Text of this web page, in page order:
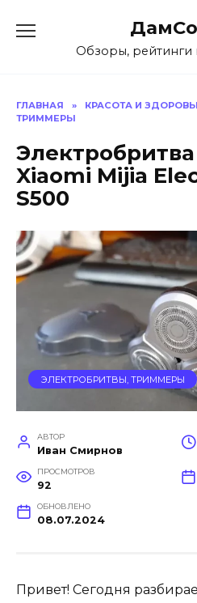
содержаниюОбзоры, рейтинги
ГЛАВНАЯ » КРАСОТА И
ТРИММЕРЫ
Xiaomi Mijia
S500
ЭЛЕКТРОБРИТВЫ, ТРИММЕРЫ
АВТОР
Иван Смирнов
ПРОСМОТРОВ
92
ОБНОВЛЕНО
08.07.2024
Привет! Сегодня